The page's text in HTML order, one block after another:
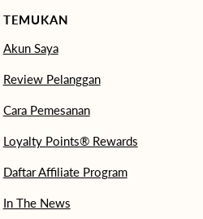
TEMUKAN
Akun Saya
Review Pelanggan
Cara Pemesanan
Loyalty Points® Rewards
Daftar Affiliate Program
In The News